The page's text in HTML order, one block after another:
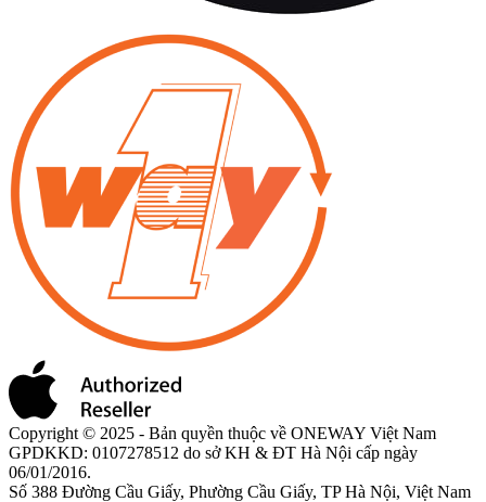
Copyright © 2025 - Bản quyền thuộc về ONEWAY Việt Nam
GPDKKD: 0107278512 do sở KH & ĐT Hà Nội cấp ngày
06/01/2016.
Số 388 Đường Cầu Giấy, Phường Cầu Giấy, TP Hà Nội, Việt Nam